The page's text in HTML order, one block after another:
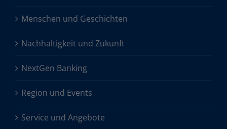
Menschen und Geschichten
Nachhaltigkeit und Zukunft
NextGen Banking
Region und Events
Service und Angebote